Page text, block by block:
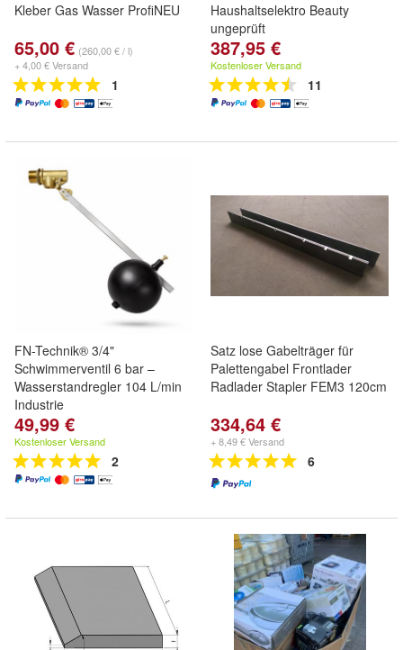
Kleber Gas Wasser ProfiNEU
65,00 € (260,00 € / l)
+ 4,00 € Versand
1
Haushaltselektro Beauty
ungeprüft
387,95 €
Kostenloser Versand
11
FN-Technik® 3/4"
Schwimmerventil 6 bar –
Wasserstandregler 104 L/min
Industrie
49,99 €
Kostenloser Versand
2
Satz lose Gabelträger für
Palettengabel Frontlader
Radlader Stapler FEM3 120cm
334,64 €
+ 8,49 € Versand
6